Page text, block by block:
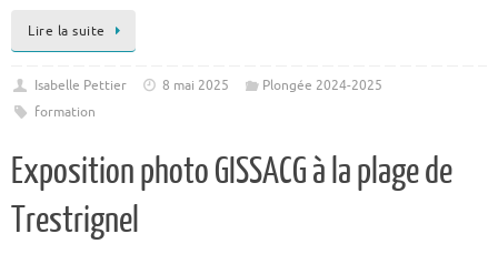
Lire la suite
Isabelle Pettier 8 mai 2025
Plongée 2024-2025
formation
Exposition photo GISSACG à la plage de
Trestrignel